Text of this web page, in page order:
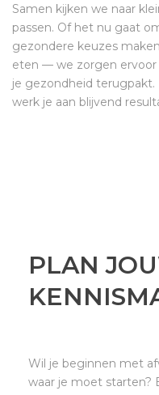
Samen kijken we naar
passen. Of het nu gaat
gezondere keuzes
eten — we zorgen
je gezondheid terugpakt.
werk je aan blijvend
PLAN
Wil je beginnen met
waar je moet starten?